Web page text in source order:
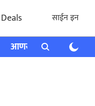
साईन इन
आणखी राशी भविष्य